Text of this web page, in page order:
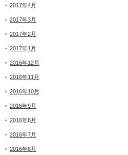
2017年4月
2017年3月
2017年2月
2017年1月
2016年12月
2016年11月
2016年10月
2016年9月
2016年8月
2016年7月
2016年6月